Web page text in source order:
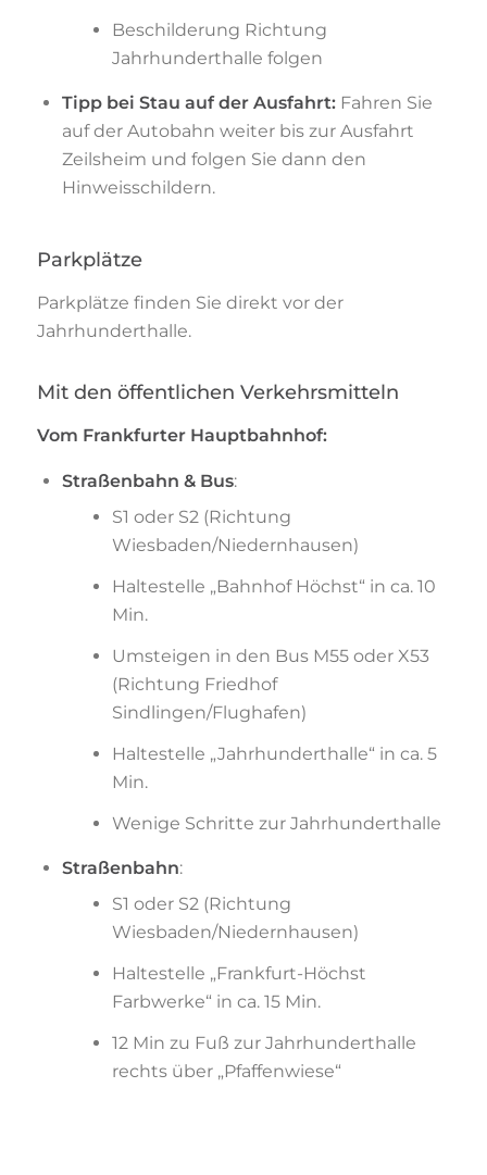
Beschilderung Richtung
Jahrhunderthalle folgen
Tipp bei Stau auf der Ausfahrt:Fahren Sie
auf der Autobahn weiter bis zur Ausfahrt
Zeilsheim und folgen Sie dann den
Hinweisschildern.
Parkplätze
Parkplätze finden Sie direkt vor der
Jahrhunderthalle.
Mit den öffentlichen Verkehrsmitteln
Vom Frankfurter Hauptbahnhof:
Straßenbahn & Bus:
S1 oder S2 (Richtung
Wiesbaden/Niedernhausen)
Haltestelle „Bahnhof Höchst“ in ca. 10
Min.
Umsteigen in den Bus M55 oder X53
(Richtung Friedhof
Sindlingen/Flughafen)
Haltestelle „Jahrhunderthalle“ in ca. 5
Min.
Wenige Schritte zur Jahrhunderthalle
Straßenbahn:
S1 oder S2 (Richtung
Wiesbaden/Niedernhausen)
Haltestelle „Frankfurt-Höchst
Farbwerke“ in ca. 15 Min.
12 Min zu Fuß zur Jahrhunderthalle
rechts über „Pfaffenwiese“